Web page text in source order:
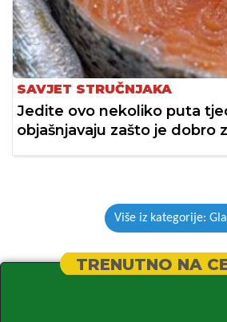
SAVJET STRUČNJAKA
Jedite ovo nekoliko puta
objašnjavaju zašto je dobro
Više iz kategorije:
TRENUTNO NA